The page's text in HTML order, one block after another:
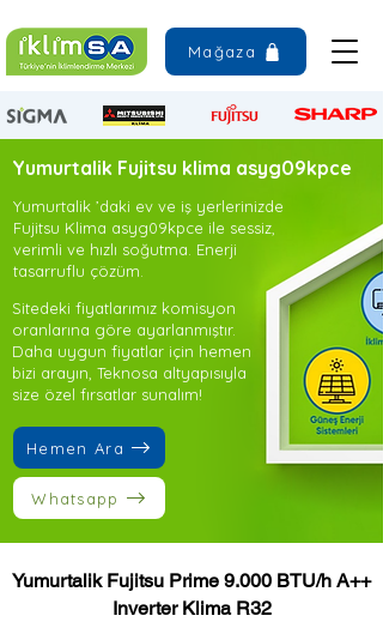
Mağaza
Yumurtalik Fujitsu klima asyg09kpce
Yumurtalik ’daki ev ve iş yerlerinizde
Fujitsu Klima asyg09kpce ile sessiz,
verimli ve hızlı soğutma. Enerji
tasarruflu çözüm.
Sitedeki fiyatlarımız komisyon
oranlarına göre ayarlanmıştır.
Daha uygun fiyatlar için hemen
bizi arayın, Teknosa altyapısıyla
size özel fırsatlar sunalım!
Hemen Ara
Whatsapp
Yumurtalik Fujitsu Prime 9.000 BTU/h A++
Inverter Klima R32